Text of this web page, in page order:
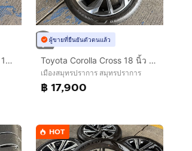
HONDA ACCORD RS G11. 18 นิ้ว TOP🔥
ผู้ขายที่ยืนยันตัวตนแล้ว
Toyota Corolla Cross 18 นิ้ว Top
เมืองสมุทรปราการ สมุทรปราการ
฿ 17,900
HOT